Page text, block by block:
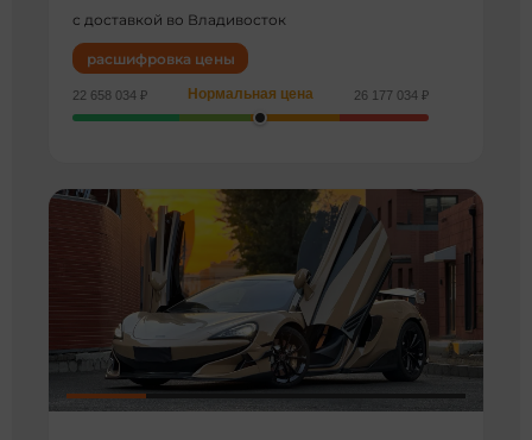
с доставкой во Владивосток
расшифровка цены
22 658 034 ₽ Нормальная цена 26 177 034 ₽